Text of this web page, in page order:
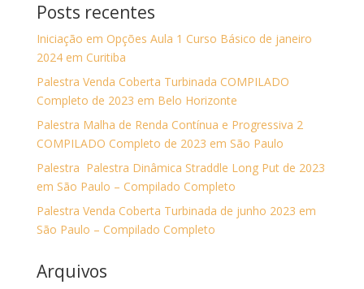
Posts recentes
Iniciação em Opções Aula 1 Curso Básico de janeiro
2024 em Curitiba
Palestra Venda Coberta Turbinada COMPILADO
Completo de 2023 em Belo Horizonte
Palestra Malha de Renda Contínua e Progressiva 2
COMPILADO Completo de 2023 em São Paulo
Palestra Palestra Dinâmica Straddle Long Put de 2023
em São Paulo – Compilado Completo
Palestra Venda Coberta Turbinada de junho 2023 em
São Paulo – Compilado Completo
Arquivos